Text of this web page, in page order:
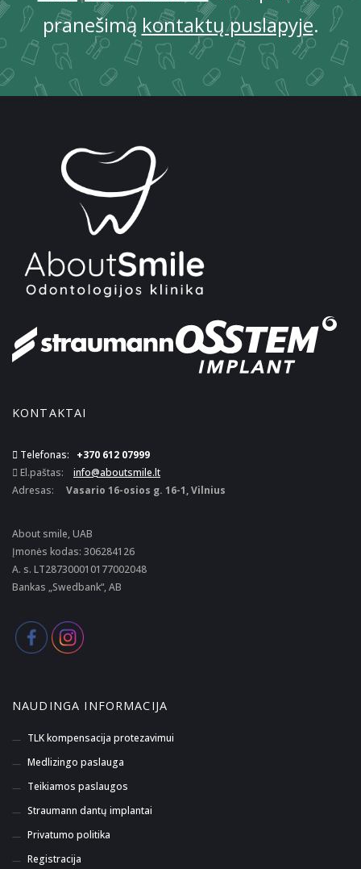
pranešimą kontaktų puslapyje.
KONTAKTAI
Telefonas: +370 612 07999
El.paštas: info@aboutsmile.lt
Adresas: Vasario 16-osios g. 16-1, Vilnius
About smile, UAB
Įmonės kodas: 306284126
A. s. LT287300010177002048
Bankas „Swedbank“, AB
NAUDINGA INFORMACIJA
TLK kompensacija protezavimui
Medlizingo paslauga
Teikiamos paslaugos
Straumann dantų implantai
Privatumo politika
Registracija